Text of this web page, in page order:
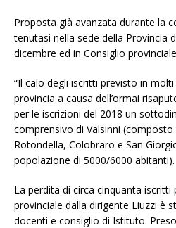
Proposta già avanzata durante la
tenutasi nella sede della Provincia
dicembre ed in Consiglio
“Il calo degli iscritti previsto in
provincia a causa dell’ormai
per le iscrizioni del 2018 un
comprensivo di Valsinni (composto
Rotondella, Colobraro e San
popolazione di 5000/6000 abitanti).
La perdita di circa cinquanta
provinciale dalla dirigente Liuzzi è
docenti e consiglio di Istituto.